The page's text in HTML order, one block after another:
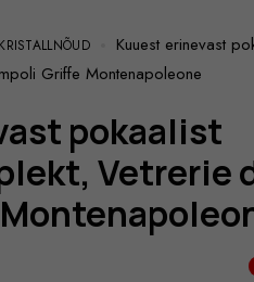
Kuuest erinevast
Griffe Montenapoleone
Vetrerie